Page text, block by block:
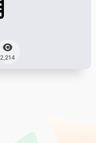
2,214